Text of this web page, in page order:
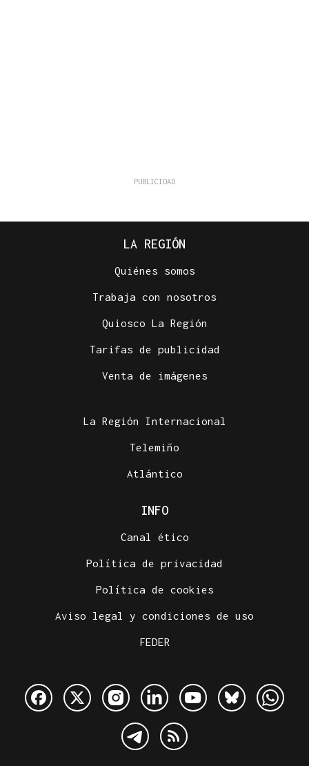
LA REGIÓN
Quiénes somos
Trabaja con nosotros
Quiosco La Región
Tarifas de publicidad
Venta de imágenes
La Región Internacional
Telemiño
Atlántico
INFO
Canal ético
Política de privacidad
Política de cookies
Aviso legal y condiciones de uso
FEDER